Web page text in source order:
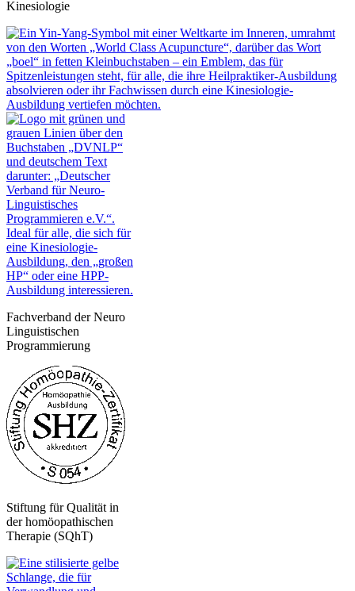
Kinesiologie
Fachverband der Neuro
Linguistischen
Programmierung
Stiftung für Qualität in
der homöopathischen
Therapie (SQhT)